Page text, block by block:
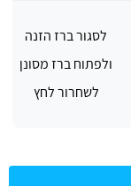
לסגור ברז הזנה
ולפתוח ברז מסונן
לשחרור לחץ